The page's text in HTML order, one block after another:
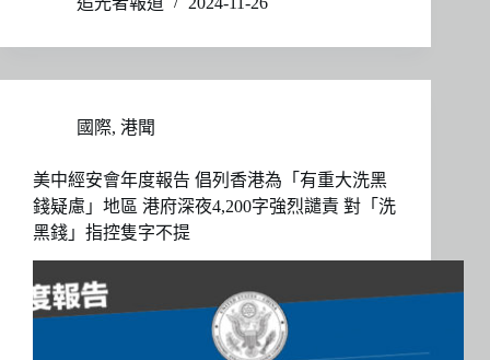
國際, 港聞
美中經安會年度報告 倡列香港為「有重大洗黑
錢疑慮」地區 港府深夜4,200字強烈譴責 對「洗
黑錢」指控隻字不提